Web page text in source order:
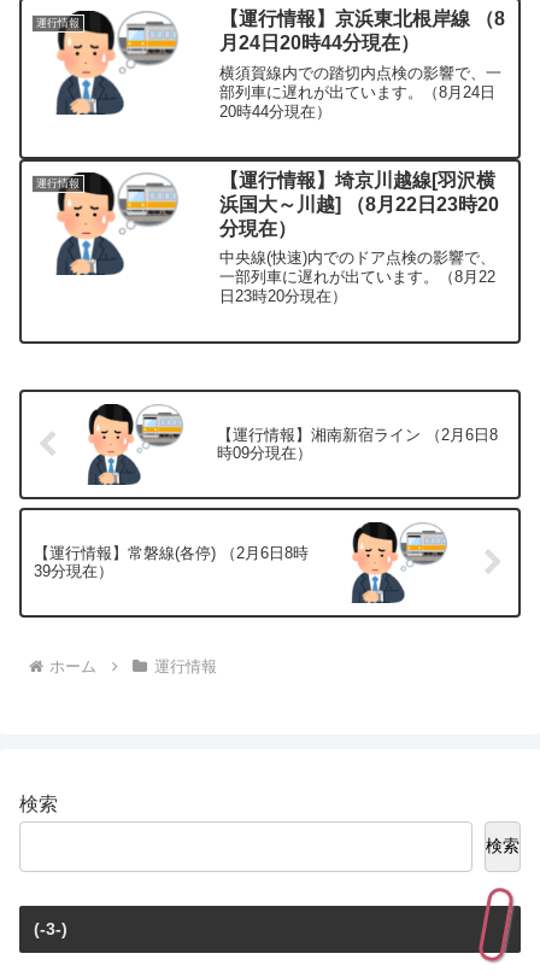
運行情報
【運行情報】京浜東北根岸線 （8
月24日20時44分現在）
横須賀線内での踏切内点検の影響で、一
部列車に遅れが出ています。（8月24日
20時44分現在）
運行情報
【運行情報】埼京川越線[羽沢横
浜国大～川越] （8月22日23時20
分現在）
中央線(快速)内でのドア点検の影響で、
一部列車に遅れが出ています。（8月22
日23時20分現在）
【運行情報】湘南新宿ライン （2月6日8
時09分現在）
【運行情報】常磐線(各停) （2月6日8時
39分現在）
ホーム 運行情報
検索
検索
(-3-)